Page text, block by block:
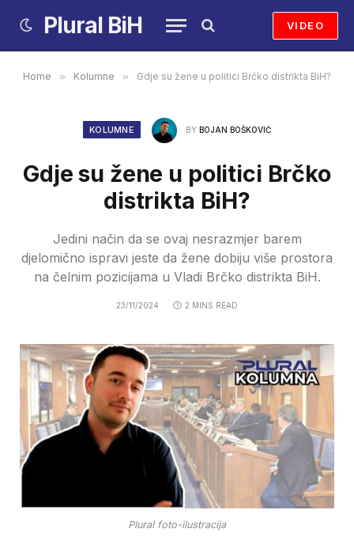
Plural BiH VIDEO
Home » Kolumne » Gdje su žene u politici Brčko distrikta BiH?
KOLUMNE BY BOJAN BOŠKOVIĆ
Gdje su žene u politici Brčko
distrikta BiH?
Jedini način da se ovaj nesrazmjer barem
djelomično ispravi jeste da žene dobiju više prostora
na čelnim pozicijama u Vladi Brčko distrikta BiH.
23/11/2024 2 MINS READ
Plural foto-ilustracija